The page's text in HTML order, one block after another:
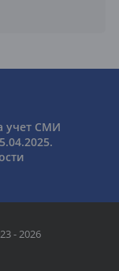
учет СМИ
- 2026